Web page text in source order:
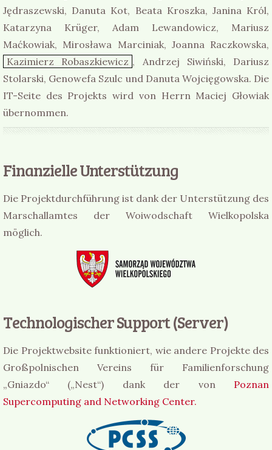
Jędraszewski, Danuta Kot, Beata Kroszka, Janina Król,
Katarzyna Krüger, Adam Lewandowicz, Mariusz
Maćkowiak, Mirosława Marciniak, Joanna Raczkowska,
Kazimierz Robaszkiewicz , Andrzej Siwiński, Dariusz
Stolarski, Genowefa Szulc und Danuta Wojcięgowska. Die
IT-Seite des Projekts wird von Herrn Maciej Głowiak
übernommen.
Finanzielle Unterstützung
Die Projektdurchführung ist dank der Unterstützung des
Marschallamtes der Woiwodschaft Wielkopolska
möglich.
Technologischer Support (Server)
Die Projektwebsite funktioniert, wie andere Projekte des
Großpolnischen Vereins für Familienforschung
„Gniazdo“ („Nest“) dank der von Poznan
Supercomputing and Networking Center.